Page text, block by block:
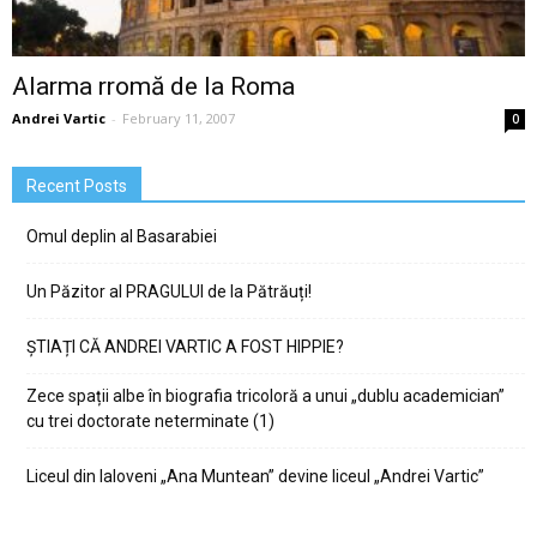
Alarma rromă de la Roma
Andrei Vartic - February 11, 2007 0
Recent Posts
Omul deplin al Basarabiei
Un Păzitor al PRAGULUI de la Pătrăuți!
ȘTIAȚI CĂ ANDREI VARTIC A FOST HIPPIE?
Zece spații albe în biografia tricoloră a unui „dublu academician”
cu trei doctorate neterminate (1)
Liceul din Ialoveni „Ana Muntean” devine liceul „Andrei Vartic”